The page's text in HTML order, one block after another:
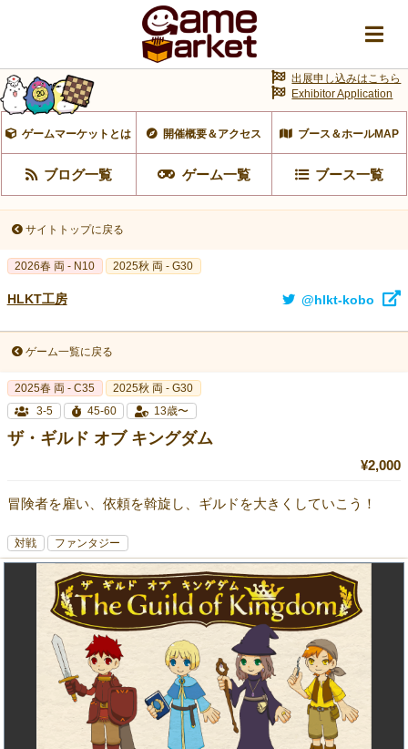
ゲームマーケットとは 開催概要＆アクセス ブース＆ホールMAP
ブログ一覧 ゲーム一覧 ブース一覧
出展申し込みはこちら
Exhibitor Application
サイトトップに戻る
2026春 両 - N10 2025秋 両 - G30
HLKT工房 @hlkt-kobo
ゲーム一覧に戻る
2025春 両 - C35
2025秋 両 - G30
3-5
45-60 13歳〜
ザ・ギルド オブ キングダム
¥2,000
冒険者を雇い、依頼を斡旋し、ギルドを大きくしていこう！
対戦 ファンタジー